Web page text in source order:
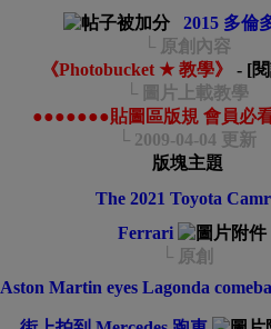
2015 多倫
└ 原創內容
《Photobucket ★ 教學》
- [
└ 圖片上載教學
●●●●●●●貼圖區版規 會員必
└ 2009-04-04 更新
版塊主題
The 2021 Toyota
Ferrari
└ 原創
Aston Martin eyes Lagonda